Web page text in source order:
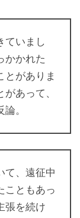
ていまし
かかれた
とがありま
あって、
。
て、遠征中
こともあっ
張を続け